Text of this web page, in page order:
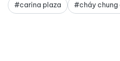
#carina plaza #cháy chung